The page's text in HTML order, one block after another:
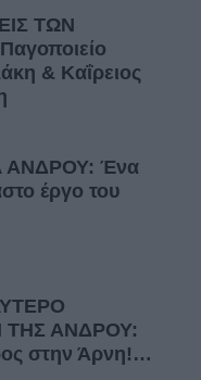
ΤΩΝ
& Καΐρειος
ΑΝΔΡΟΥ: Ένα
έργο του
ΤΗΣ ΑΝΔΡΟΥ:
στην Άρνη!…